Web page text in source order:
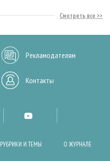
Смотреть все
Рекламодателям
Контакты
РУБРИКИ И ТЕМЫ О ЖУРНАЛЕ